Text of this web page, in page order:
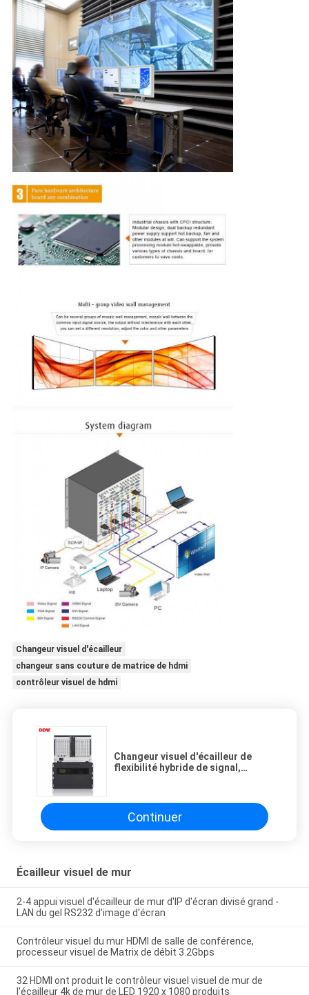
Changeur visuel d'écailleur
changeur sans couture de matrice de hdmi
contrôleur visuel de hdmi
Changeur visuel d'écailleur de
flexibilité hybride de signal,
Continuer
Écailleur visuel de mur
2-4 appui visuel d'écailleur de mur d'IP d'écran divisé grand -
LAN du gel RS232 d'image d'écran
Contrôleur visuel du mur HDMI de salle de conférence,
processeur visuel de Matrix de débit 3.2Gbps
32 HDMI ont produit le contrôleur visuel visuel de mur de
l'écailleur 4k de mur de LED 1920 x 1080 produits